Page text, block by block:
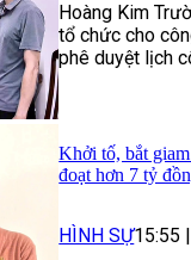
Hoàng Kim
tổ chức cho
phê duyệt lịch
Khởi tố, bắt
đoạt hơn 7 tỷ
HÌNH SỰ15:55 |